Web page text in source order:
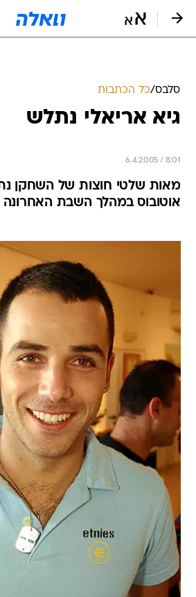
סלבס/כל הכתבות
גיא אריאלי נתלש
6.4.2005 / 8:01
מאות שלטי חוצות של השחקן
אוטובוס במהלך השבת האחרונה